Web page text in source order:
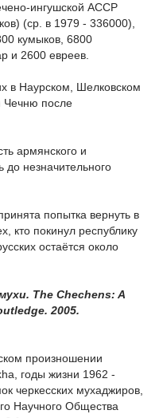
ингушской АССР
(ср. в 1979 - 336000),
кумыков, 6800
и 2600 евреев.
в Наурском, Шелковском
Чечню после
армянского и
до незначительного
попытка вернуть в
кто покинул республику
остаётся около
The Chechens: A
2005.
произношении
годы жизни 1962 -
черкесских мухаджиров,
Научного Общества